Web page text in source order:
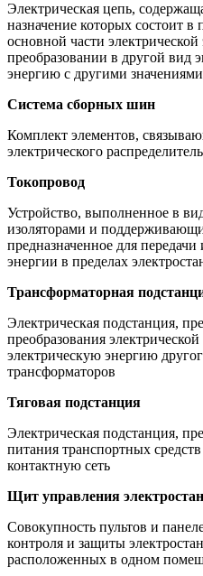
Электрическая цепь,
назначение которых состоит в
основной части
преобразовании в другой вид
энергию с другими
Система сборных шин
Комплект элементов,
электрического
Токопровод
Устройство, выполненное в
изоляторами и
предназначенное для
энергии в пределах
Трансформаторная
Электрическая подстанция,
преобразования
электрическую энергию
трансформаторов
Тяговая подстанция
Электрическая подстанция,
питания транспортных средств
контактную сеть
Щит управления
Совокупность пультов и
контроля и защиты
расположенных в одном